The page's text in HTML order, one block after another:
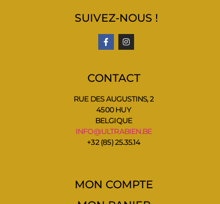
SUIVEZ-NOUS !
CONTACT
RUE DES AUGUSTINS, 2
4500 HUY
BELGIQUE
INFO@ULTRABIEN.BE
+32 (85) 25.35.14
MON COMPTE